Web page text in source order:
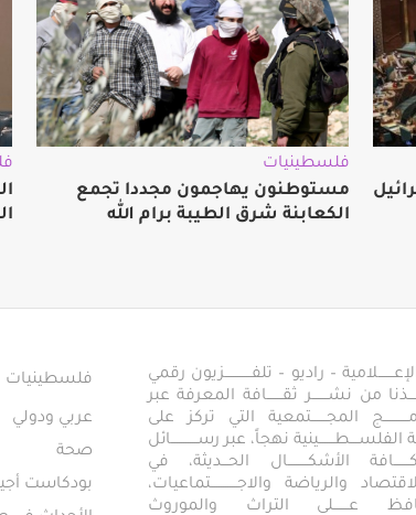
فلسطينيات
مستوطنون يهاجمون مجددا تجمع
الكعابنة شرق الطيبة برام الله
– راديو – تلفــــــــــــزيون رقمي
من نشـــــــر ثقـــــــافة المعرفة عبر
المجـــــــتمعية التي تركز على
نهجاً، عبر رســــــــــــائل
الأشكـــــــــال الحـــديثة، في
والرياضة والاجــــــــــــتماعيات،
عـــــــلى التراث والموروث
فلسطينيات
عربي ودولي
صحة
بودكاست